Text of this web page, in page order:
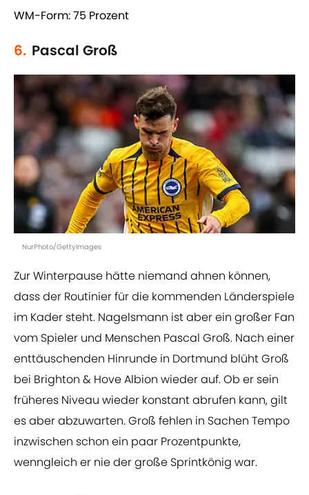
WM-Form: 75 Prozent
6. Pascal Groß
NurPhoto/GettyImages
Zur Winterpause hätte niemand ahnen können,
dass der Routinier für die kommenden Länderspiele
im Kader steht. Nagelsmann ist aber ein großer Fan
vom Spieler und Menschen Pascal Groß. Nach einer
enttäuschenden Hinrunde in Dortmund blüht Groß
bei Brighton & Hove Albion wieder auf. Ob er sein
früheres Niveau wieder konstant abrufen kann, gilt
es aber abzuwarten. Groß fehlen in Sachen Tempo
inzwischen schon ein paar Prozentpunkte,
wenngleich er nie der große Sprintkönig war.